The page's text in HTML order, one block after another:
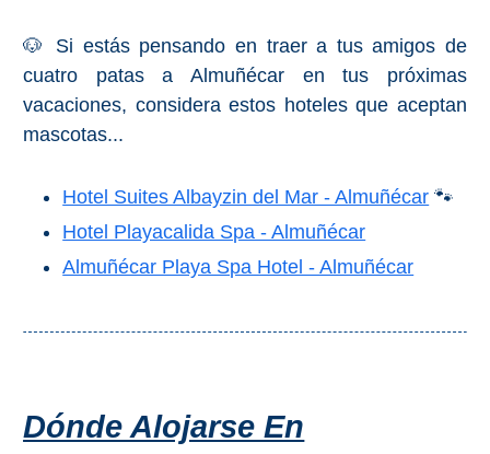
Mapas
RECOMENDACIONES
VIAJE
Vuelos
Visitas
🐶 Si estás pensando en traer a tus amigos de
cuatro patas a Almuñécar en tus próximas
vacaciones, considera estos hoteles que aceptan
mascotas...
Hotel Suites Albayzin del Mar - Almuñécar 🐾
Hotel Playacalida Spa - Almuñécar
Almuñécar Playa Spa Hotel - Almuñécar
Dónde Alojarse En